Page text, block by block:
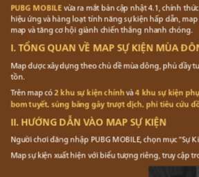
PUBG MOBILEvừa ra mắt bản cập nhật 4.1, chính
hiệu ứng và hàng loạt tính năng sự kiện hấp dẫn,
map và tăng cơ hội giành chiến thắng nhanh chóng.
I. TỔNG QUAN VỀ MAP SỰ KIỆN MÙA
Map được xây dựng theo chủ đề mùa đông, phủ
tồn.
Trên map có2 khu sự kiện chínhvà4 khu sự kiện
bom tuyết, súng băng gây trượt địch, phi tiêu cứu
II. HƯỚNG DẪN VÀO MAP SỰ KIỆN
Người chơi đăng nhập PUBG MOBILE, chọn mục “Sự
Map sự kiện xuất hiện với biểu tượng riêng, truy